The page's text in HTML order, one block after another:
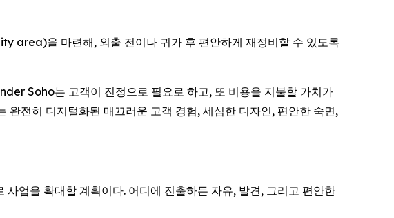
area)을 마련해, 외출 전이나 귀가 후 편안하게 재정비할 수 있도록
Soho는 고객이 진정으로 필요로 하고, 또 비용을 지불할 가치가
완전히 디지털화된 매끄러운 고객 경험, 세심한 디자인, 편안한 숙면,
업을 확대할 계획이다. 어디에 진출하든 자유, 발견, 그리고 편안한